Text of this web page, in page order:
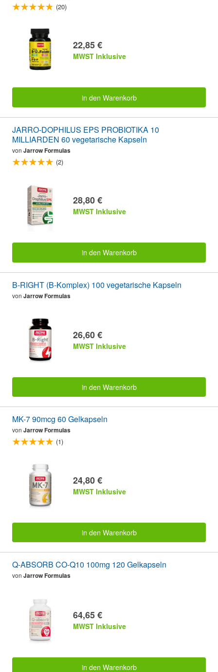
(20)
22,85 €
MWST Inklusive
in den Warenkorb
JARRO-DOPHILUS EPS PROBIOTIKA 10
MILLIARDEN 60 vegetarische Kapseln
von Jarrow Formulas
(2)
28,80 €
MWST Inklusive
in den Warenkorb
B-RIGHT (B-Komplex) 100 vegetarische Kapseln
von Jarrow Formulas
26,60 €
MWST Inklusive
in den Warenkorb
MK-7 90mcg 60 Gelkapseln
von Jarrow Formulas
(1)
24,80 €
MWST Inklusive
in den Warenkorb
Q-ABSORB CO-Q10 100mg 120 Gelkapseln
von Jarrow Formulas
64,65 €
MWST Inklusive
in den Warenkorb